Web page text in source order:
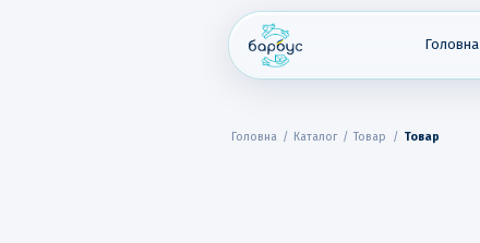
Головна
Головна / Каталог / Товар / Товар